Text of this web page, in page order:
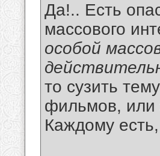
Да!.. Есть
массового
особой
то сузить
фильмов, или
Каждому